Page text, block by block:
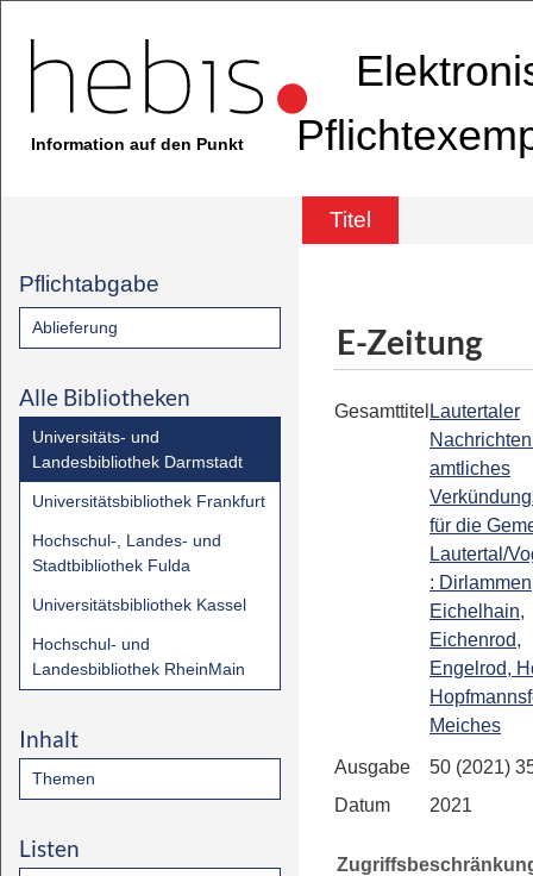
Information auf den Punkt
Titel
Pflichtabgabe
Ablieferung
Alle Bibliotheken
Universitäts- und
Landesbibliothek Darmstadt
Universitätsbibliothek Frankfurt
Hochschul-, Landes- und
Stadtbibliothek Fulda
Universitätsbibliothek Kassel
Hochschul- und
Landesbibliothek RheinMain
Inhalt
Themen
Listen
E-Zeitung
Gesamttitel Lautertaler
amtliches
für die
Lautertal/
:
Eichelhain,
Eichenrod,
Engelrod,
Meiches
Ausgabe
50 (2021)
Datum
2021